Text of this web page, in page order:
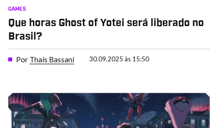
GAMES
Que horas Ghost of Yotei será liberado no
Brasil?
Por Thais Bassani 30.09.2025 às 15:50